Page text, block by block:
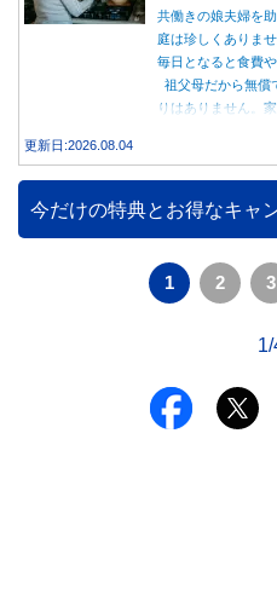
共働きの娘夫婦を
庭は珍しくありま
毎日となると食費
祖父母だから無償
りはありません。
更新日:2026.08.04
今だけの特典とお得なキャ
1 2 3